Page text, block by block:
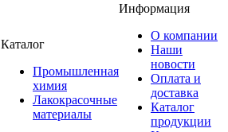
Каталог
Промышленная
химия
Лакокрасочные
материалы
Информация
О компании
Наши
новости
Оплата и
доставка
Каталог
продукции